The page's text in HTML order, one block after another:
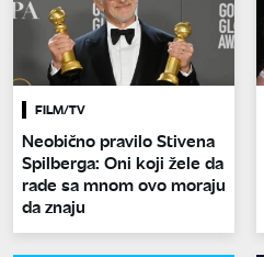
FILM/TV
Neobično pravilo Stivena
Spilberga: Oni koji žele da
rade sa mnom ovo moraju
da znaju